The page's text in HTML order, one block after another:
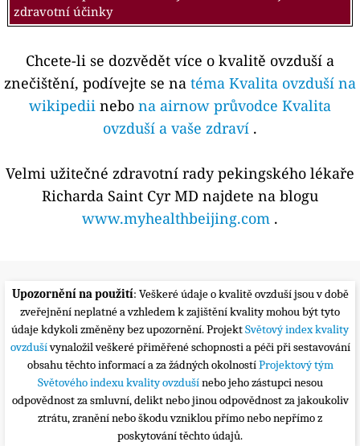
zdravotní účinky
Chcete-li se dozvědět více o kvalitě ovzduší a
znečištění, podívejte se na téma Kvalita ovzduší na
wikipedii nebo na airnow průvodce Kvalita
ovzduší a vaše zdraví .
Velmi užitečné zdravotní rady pekingského lékaře
Richarda Saint Cyr MD najdete na blogu
www.myhealthbeijing.com .
Upozornění na použití: Veškeré údaje o kvalitě ovzduší jsou v době
zveřejnění neplatné a vzhledem k zajištění kvality mohou být tyto
údaje kdykoli změněny bez upozornění. ProjektSvětový index kvality
ovzdušívynaložil veškeré přiměřené schopnosti a péči při sestavování
obsahu těchto informací a za žádných okolnostíProjektový tým
Světového indexu kvality ovzdušínebo jeho zástupci nesou
odpovědnost za smluvní, delikt nebo jinou odpovědnost za jakoukoliv
ztrátu, zranění nebo škodu vzniklou přímo nebo nepřímo z
poskytování těchto údajů.